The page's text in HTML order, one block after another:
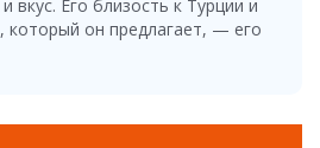
вкус. Его близость к Турции и
который он предлагает, — его